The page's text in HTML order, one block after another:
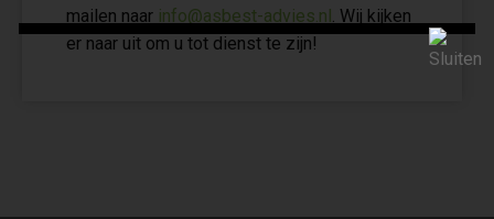
mailen naar info@asbest-advies.nl. Wij kijken
er naar uit om u tot dienst te zijn!